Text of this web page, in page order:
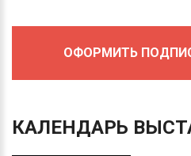
ОФОРМИТЬ
КАЛЕНДАРЬ